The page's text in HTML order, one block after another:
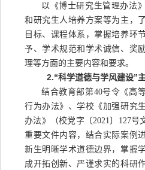
以《博士研究生管理办法
和研究生人培养方案等为主，
目标、 课程体系，掌握培养环
予、学术规范和学术诚信、奖
理等方面的主要内容和要求。
2.“科学道德与学风建设”
结合教育部第40号令《高
行为办法》、学校《加强研究
办法》（校党字〔2021〕127号
重要文件内容，结合实际案例
新生明晰学术道德边界，掌握
成开拓创新、严谨求实的科研